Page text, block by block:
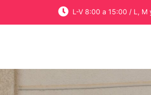
content
L-V 8:00 a 15:00 / L, M